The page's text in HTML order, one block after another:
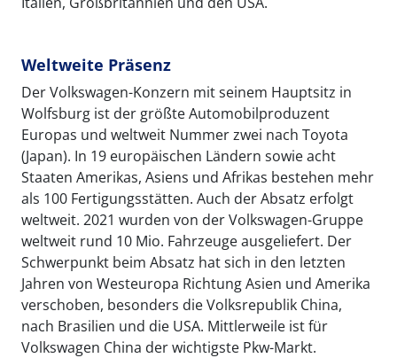
Weltweite Präsenz
Der Volkswagen-Konzern mit seinem Hauptsitz in
Wolfsburg ist der größte Automobilproduzent
Europas und weltweit Nummer zwei nach Toyota
(Japan). In 19 europäischen Ländern sowie acht
Staaten Amerikas, Asiens und Afrikas bestehen mehr
als 100 Fertigungsstätten. Auch der Absatz erfolgt
weltweit. 2021 wurden von der Volkswagen-Gruppe
weltweit rund 10 Mio. Fahrzeuge ausgeliefert. Der
Schwerpunkt beim Absatz hat sich in den letzten
Jahren von Westeuropa Richtung Asien und Amerika
verschoben, besonders die Volksrepublik China,
nach Brasilien und die USA. Mittlerweile ist für
Volkswagen China der wichtigste Pkw-Markt.